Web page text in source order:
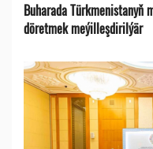
Buharada Türkmenistanyň
döretmek meýilleşdirilýär